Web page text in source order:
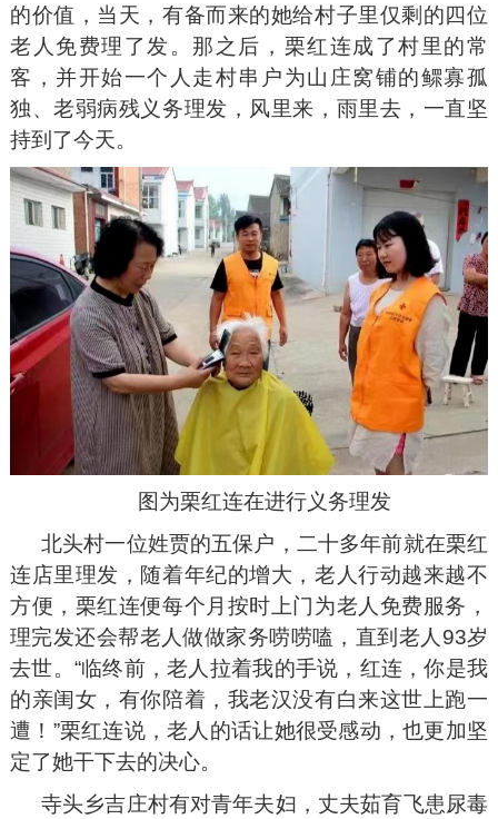
的价值，当天，有备而来的她给村子里仅剩的四位
老人免费理了发。那之后，栗红连成了村里的常
客，并开始一个人走村串户为山庄窝铺的鳏寡孤
独、老弱病残义务理发，风里来，雨里去，一直坚
持到了今天。
图为栗红连在进行义务理发
北头村一位姓贾的五保户，二十多年前就在栗红
连店里理发，随着年纪的增大，老人行动越来越不
方便，栗红连便每个月按时上门为老人免费服务，
理完发还会帮老人做做家务唠唠嗑，直到老人93岁
去世。“临终前，老人拉着我的手说，红连，你是我
的亲闺女，有你陪着，我老汉没有白来这世上跑一
遭！”栗红连说，老人的话让她很受感动，也更加坚
定了她干下去的决心。
寺头乡吉庄村有对青年夫妇，丈夫茹育飞患尿毒